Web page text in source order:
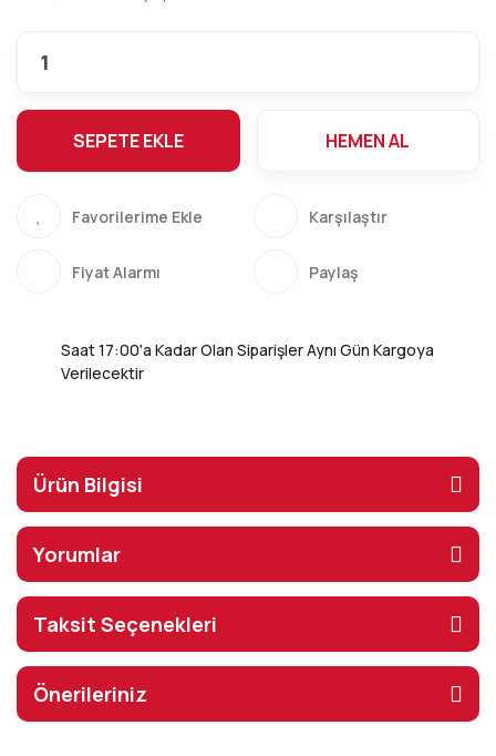
SEPETE EKLE HEMEN AL
Karşılaştır
Fiyat Alarmı Paylaş
Saat 17:00'a Kadar Olan Siparişler Aynı Gün Kargoya
Verilecektir
Ürün Bilgisi
Yorumlar
Taksit Seçenekleri
Önerileriniz